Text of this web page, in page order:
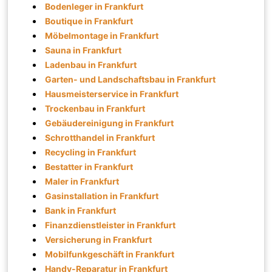
Bodenleger in Frankfurt
Boutique in Frankfurt
Möbelmontage in Frankfurt
Sauna in Frankfurt
Ladenbau in Frankfurt
Garten- und Landschaftsbau in Frankfurt
Hausmeisterservice in Frankfurt
Trockenbau in Frankfurt
Gebäudereinigung in Frankfurt
Schrotthandel in Frankfurt
Recycling in Frankfurt
Bestatter in Frankfurt
Maler in Frankfurt
Gasinstallation in Frankfurt
Bank in Frankfurt
Finanzdienstleister in Frankfurt
Versicherung in Frankfurt
Mobilfunkgeschäft in Frankfurt
Handy-Reparatur in Frankfurt